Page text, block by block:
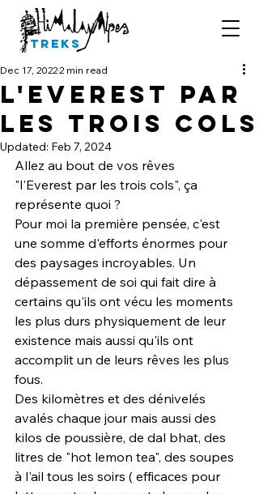
Treks
l'Everest par
les trois cols
Dec 17, 20222 min read
Updated: Feb 7, 2024
Allez au bout de vos rêves
"l'Everest par les trois cols", ça
représente quoi ?
Pour moi la première pensée, c'est
une somme d'efforts énormes pour
des paysages incroyables. Un
dépassement de soi qui fait dire à
certains qu'ils ont vécu les moments
les plus durs physiquement de leur
existence mais aussi qu'ils ont
accomplit un de leurs rêves les plus
fous.
Des kilomètres et des dénivelés
avalés chaque jour mais aussi des
kilos de poussière, de dal bhat, des
litres de "hot lemon tea", des soupes
à l'ail tous les soirs ( efficaces pour